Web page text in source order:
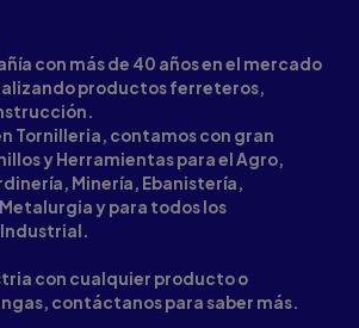
con más de 40 años en el mercado
productos ferreteros,
Tornilleria, contamos con gran
y Herramientas para el Agro,
Minería, Ebanistería,
y para todos los
con cualquier producto o
contáctanos para saber más.